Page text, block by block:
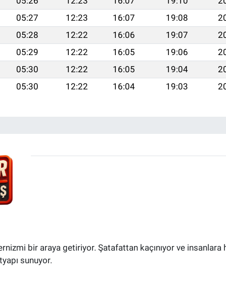
05:27 12:23 16:07 19:08
05:28 12:22 16:06 19:07
05:29 12:22 16:05 19:06
05:30 12:22 16:05 19:04
05:30 12:22 16:04 19:03
bir araya getiriyor. Şatafattan kaçınıyor ve insanlara
sunuyor.